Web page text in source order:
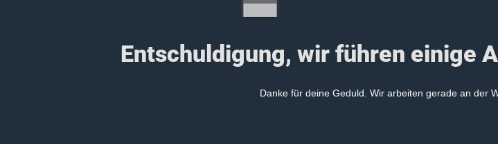
Entschuldigung, wir führen einige
Danke für deine Geduld. Wir arbeiten gerade an der